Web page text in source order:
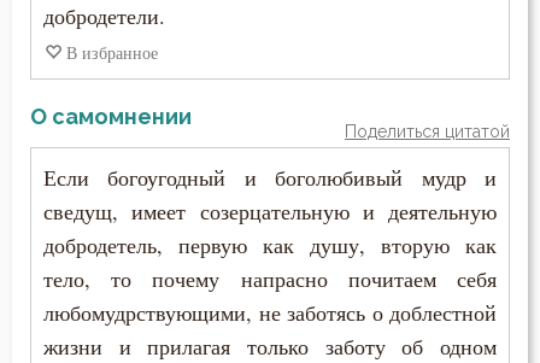
Царство небесное
Целомудрие
Человек
Честь
добродетели.
В избранное
О самомнении
Поделиться цитатой
Если богоугодный и боголюбивый мудр и
сведущ, имеет созерцательную и деятельную
добродетель, первую как душу, вторую как
тело, то почему напрасно почитаем себя
любомудрствующими, не заботясь о доблестной
жизни и прилагая только заботу об одном